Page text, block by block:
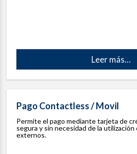
Leer más…
Pago Contactless / Movil
Permite el pago mediante tarjeta de
segura y sin necesidad de la
externos.